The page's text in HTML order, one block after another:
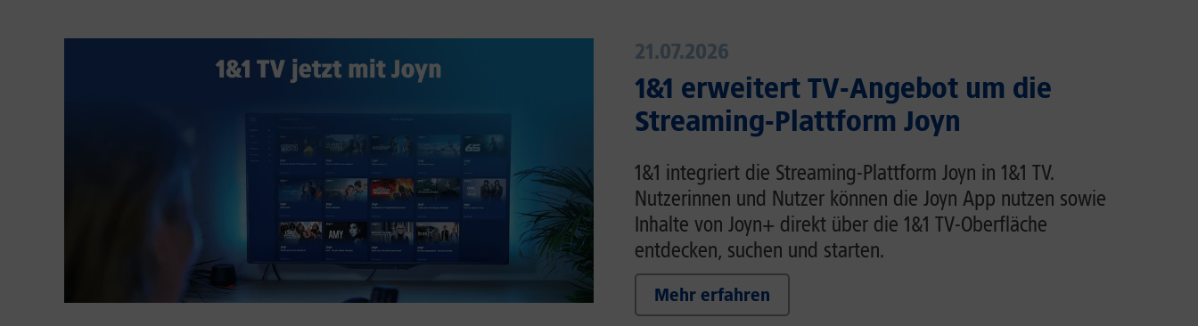
21.07.2026
1&1 erweitert TV-Angebot um die
Streaming-Plattform Joyn
1&1 integriert die Streaming-Plattform Joyn in 1&1 TV.
Nutzerinnen und Nutzer können die Joyn App nutzen sowie
Inhalte von Joyn+ direkt über die 1&1 TV-Oberfläche
entdecken, suchen und starten.
Mehr erfahren